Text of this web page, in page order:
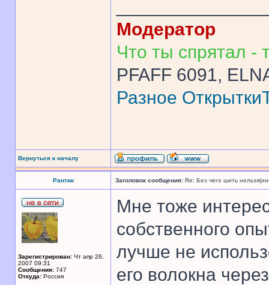
Модератор
Что ты спрятал -
PFAFF 6091,
Разное Открытки
Вернуться к началу
Рантик Заголовок сообщения: Re: Без чего шить
Зарегистрирован: Чт апр 26,
2007 09:31
Сообщения: 747
Откуда: Россия
Мне тоже
собственного
лучше не
его волокна